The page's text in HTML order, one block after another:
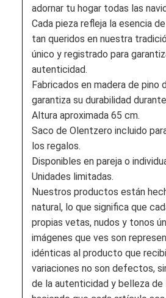
adornar tu hogar todas las
Cada pieza refleja la esencia
tan queridos en nuestra
único y registrado para
autenticidad.
Fabricados en madera de pino
garantiza su durabilidad
Altura aproximada 65 cm.
Saco de Olentzero incluido
los regalos.
Disponibles en pareja o
Unidades limitadas.
Nuestros productos están
natural, lo que significa que
propias vetas, nudos y tonos
imágenes que ves son
idénticas al producto que
variaciones no son defectos,
de la autenticidad y belleza de